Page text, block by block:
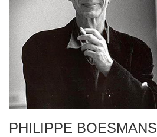
PHILIPPE BOESMANS